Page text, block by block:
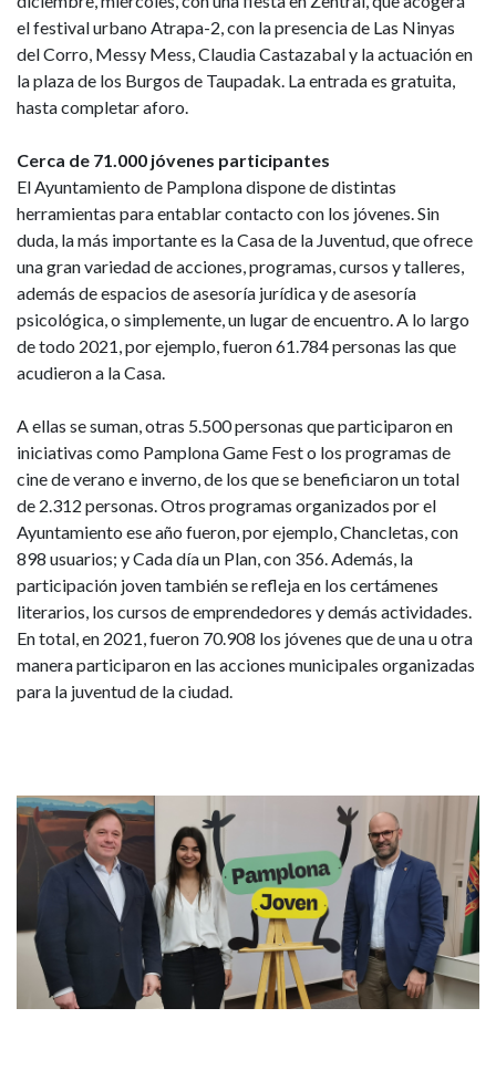
el festival urbano Atrapa-2, con la presencia de Las Ninyas
del Corro, Messy Mess, Claudia Castazabal y la actuación en
la plaza de los Burgos de Taupadak. La entrada es gratuita,
hasta completar aforo.
Cerca de 71.000 jóvenes participantes
El Ayuntamiento de Pamplona dispone de distintas
herramientas para entablar contacto con los jóvenes. Sin
duda, la más importante es la Casa de la Juventud, que ofrece
una gran variedad de acciones, programas, cursos y talleres,
además de espacios de asesoría jurídica y de asesoría
psicológica, o simplemente, un lugar de encuentro. A lo largo
de todo 2021, por ejemplo, fueron 61.784 personas las que
acudieron a la Casa.
A ellas se suman, otras 5.500 personas que participaron en
iniciativas como Pamplona Game Fest o los programas de
cine de verano e inverno, de los que se beneficiaron un total
de 2.312 personas. Otros programas organizados por el
Ayuntamiento ese año fueron, por ejemplo, Chancletas, con
898 usuarios; y Cada día un Plan, con 356. Además, la
participación joven también se refleja en los certámenes
literarios, los cursos de emprendedores y demás actividades.
En total, en 2021, fueron 70.908 los jóvenes que de una u otra
manera participaron en las acciones municipales organizadas
para la juventud de la ciudad.